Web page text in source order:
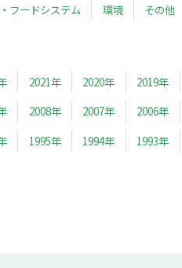
フードシステム 環境 その他
2021年 2020年 2019年
2008年 2007年 2006年
1995年 1994年 1993年